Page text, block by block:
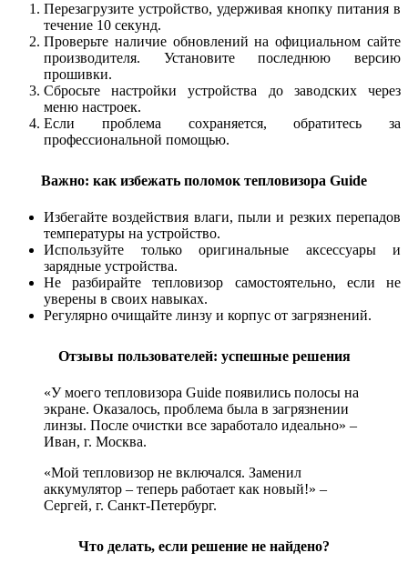
Перезагрузите устройство, удерживая кнопку питания в
течение 10 секунд.
Проверьте наличие обновлений на официальном сайте
производителя. Установите последнюю версию
прошивки.
Сбросьте настройки устройства до заводских через
меню настроек.
Если проблема сохраняется, обратитесь за
профессиональной помощью.
Важно: как избежать поломок тепловизора Guide
Избегайте воздействия влаги, пыли и резких перепадов
температуры на устройство.
Используйте только оригинальные аксессуары и
зарядные устройства.
Не разбирайте тепловизор самостоятельно, если не
уверены в своих навыках.
Регулярно очищайте линзу и корпус от загрязнений.
Отзывы пользователей: успешные решения
«У моего тепловизора Guide появились полосы на
экране. Оказалось, проблема была в загрязнении
линзы. После очистки все заработало идеально» –
Иван, г. Москва.
«Мой тепловизор не включался. Заменил
аккумулятор – теперь работает как новый!» –
Сергей, г. Санкт-Петербург.
Что делать, если решение не найдено?